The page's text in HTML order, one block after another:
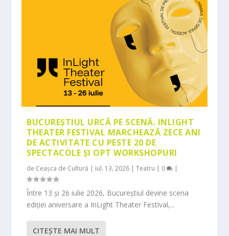
BUCUREȘTIUL URCĂ PE SCENĂ. INLIGHT
THEATER FESTIVAL MARCHEAZĂ ZECE ANI
DE ACTIVITATE CU PESTE 20 DE
SPECTACOLE ȘI OPT WORKSHOPURI
de Ceașca de Cultură | iul. 13, 2026 |Teatru | 0 |
Între 13 și 26 iulie 2026, Bucureștiul devine scena
ediției aniversare a InLight Theater Festival,...
CITEŞTE MAI MULT